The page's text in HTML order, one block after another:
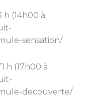
h (14h00 à
sensation/
h (17h00 à
decouverte/